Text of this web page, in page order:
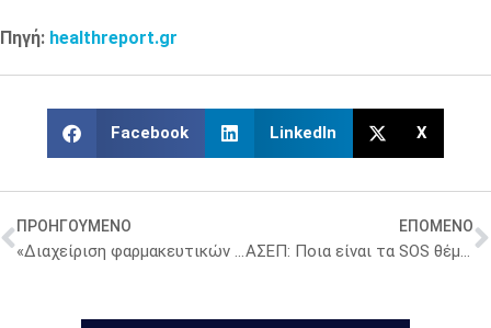
Πηγή: healthreport.gr
Facebook LinkedIn X
ΠΡΟΗΓΟΥΜΕΝΟ
«Διαχείριση φαρμακευτικών αποβλήτων – Αντιμετώπιση μιας περιβαλλοντικής απειλής»
ΕΠΟΜΕΝΟ
ΑΣΕΠ: Ποια είναι τα SOS θέματα για τους υποψήφιους Διοικητές νοσοκομείων – Νέες πληροφορίες